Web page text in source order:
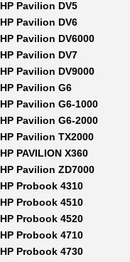
HP Pavilion DV5
HP Pavilion DV6
HP Pavilion DV6000
HP Pavilion DV7
HP Pavilion DV9000
HP Pavilion G6
HP Pavilion G6-1000
HP Pavilion G6-2000
HP Pavilion TX2000
HP PAVILION X360
HP Pavilion ZD7000
HP Probook 4310
HP Probook 4510
HP Probook 4520
HP Probook 4710
HP Probook 4730